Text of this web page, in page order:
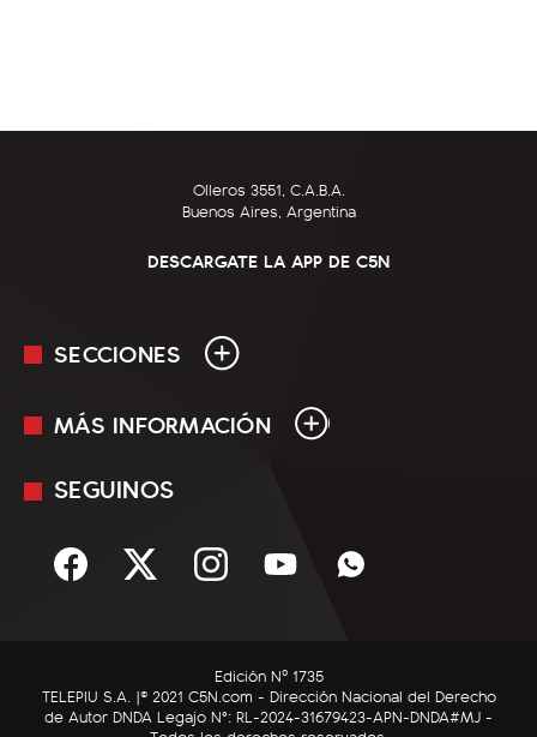
Olleros 3551, C.A.B.A.
Buenos Aires, Argentina
DESCARGATE LA APP DE C5N
SECCIONES
En Vivo
Sociedad
C5N Autos
RatingCero
MÁS INFORMACIÓN
Mediakit
Términos y condiciones
SEGUINOS
Edición Nº 1735
TELEPIU S.A. |© 2021 C5N.com - Dirección Nacional del Derecho
de Autor DNDA Legajo N°: RL-2024-31679423-APN-DNDA#MJ -